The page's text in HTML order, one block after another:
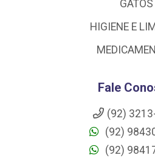
GATOS
HIGIENE E
Fale
(92)
(92)
(92)